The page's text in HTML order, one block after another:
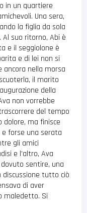
in un quartiere
Una sera,
la figlia da sola
Al suo ritorno, Abi è
e il seggiolone è
e di lei non si
ancora nella morsa
il marito
della
non vorrebbe
del tempo
dolore, ma finisce
forse una serata
gli amici
e l’altro, Ava
sentire, una
tutto ciò
di aver
maledetto. Si